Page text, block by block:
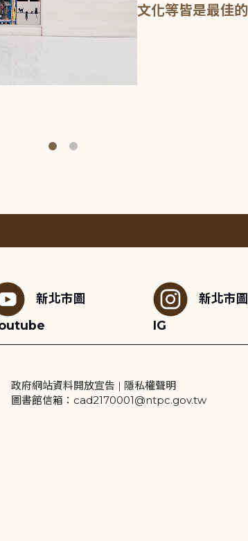
新北市圖
新北市圖
IG
政府網站資料開放宣告 | 隱私權聲明
圖書館信箱：cad2170001@ntpc.gov.tw